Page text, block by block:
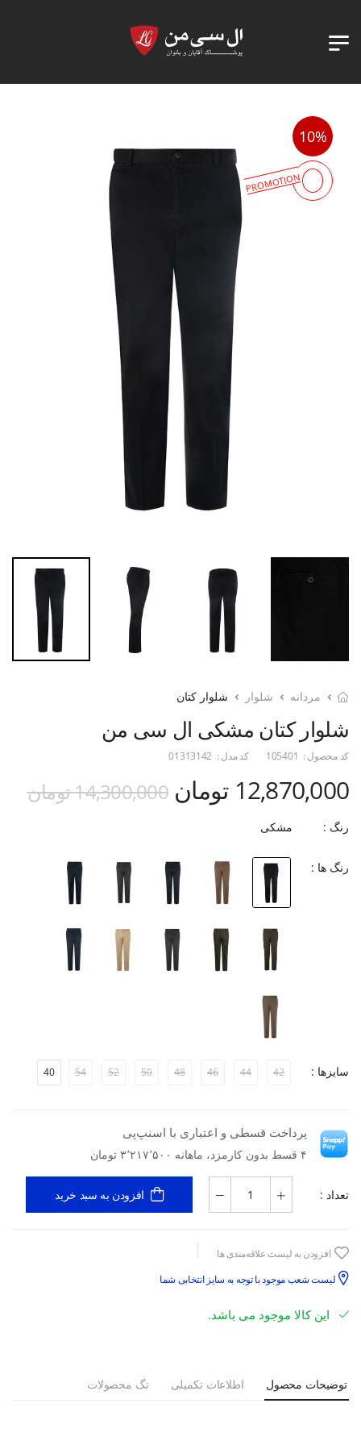
10%
PROMOTION
مردانه شلوار شلوار کتان
شلوار کتان مشکی ال سی من
کد محصول : 105401 کد مدل : 01313142
12,870,000 تومان 14,300,000 تومان
رنگ : مشکی
رنگ ها :
سایزها : 42
44
46
48
50
52
54
40
پرداخت قسطی و اعتباری با اسنپ‌پی
۴ قسط بدون کارمزد، ماهانه ۳٬۲۱۷٬۵۰۰ تومان
تعداد : افزودن به سبد خرید
افزودن به لیست علاقه‌مندی ها
لیست شعب موجود با توجه به سایز انتخابی شما
این کالا موجود می باشد.
توضیحات محصول اطلاعات تکمیلی تگ محصولات